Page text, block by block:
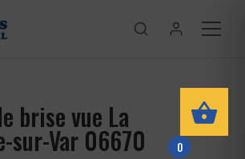
brise vue La
sur-Var 06670 0